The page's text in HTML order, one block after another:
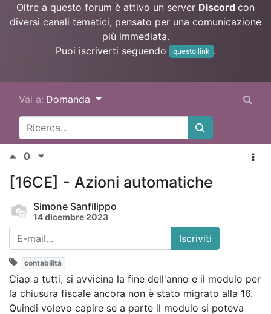
Oltre a questo forum è attivo un server Discord con
diversi canali tematici, pensato per una comunicazione
più immediata.
Puoi iscriverti seguendo
questo link .
Vai a: Domanda
0
[16CE] - Azioni automatiche
Simone Sanfilippo
14 dicembre 2023
Iscriviti
contabilità
Ciao a tutti, si avvicina la fine dell'anno e il modulo per
la chiusura fiscale ancora non è stato migrato alla 16.
Quindi volevo capire se a parte il modulo si poteva